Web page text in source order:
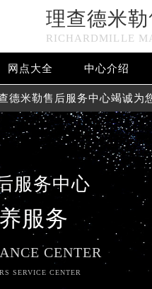
理查德米
RICHARDMILLE
网点大全 中心介绍
德米勒售后服务中心竭诚为
服务中心
服务
CENTER
SERVICE CENTER